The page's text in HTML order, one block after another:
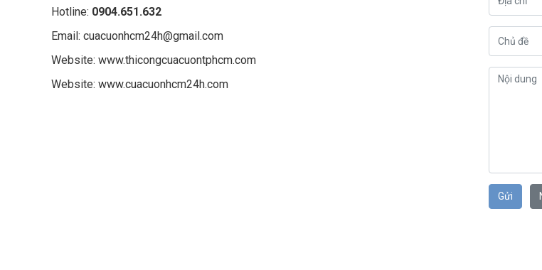
Hotline: 0904.651.632
Email: cuacuonhcm24h@gmail.com
Website: www.thicongcuacuontphcm.com
Website: www.cuacuonhcm24h.com